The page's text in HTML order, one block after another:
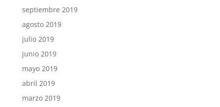
septiembre 2019
agosto 2019
julio 2019
junio 2019
mayo 2019
abril 2019
marzo 2019